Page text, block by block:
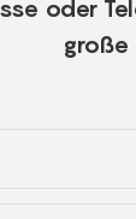
oder
große